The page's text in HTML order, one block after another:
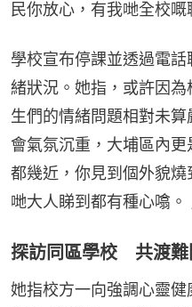
民你放心，有我哋全校嘅
學校宣布停課並透過電
緒狀況。她指，或許因
生們的情緒問題相對未
會氣氛沉重，大埔區內
都幾近，你見到個外貌
哋大人睇到都有種心噏。
探訪同區學校 共渡難
她指校方一向強調心靈